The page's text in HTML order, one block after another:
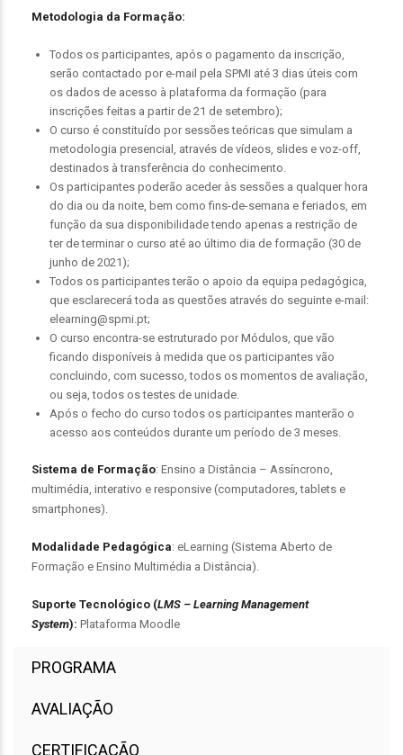
Metodologia da Formação:
Todos os participantes, após o pagamento da inscrição,
serão contactado por e-mail pela SPMI até 3 dias úteis com
os dados de acesso à plataforma da formação (para
inscrições feitas a partir de 21 de setembro);
O curso é constituído por sessões teóricas que simulam a
metodologia presencial, através de vídeos, slides e voz-off,
destinados à transferência do conhecimento.
Os participantes poderão aceder às sessões a qualquer hora
do dia ou da noite, bem como fins-de-semana e feriados, em
função da sua disponibilidade tendo apenas a restrição de
ter de terminar o curso até ao último dia de formação (30 de
junho de 2021);
Todos os participantes terão o apoio da equipa pedagógica,
que esclarecerá toda as questões através do seguinte e-mail:
elearning@spmi.pt;
O curso encontra-se estruturado por Módulos, que vão
ficando disponíveis à medida que os participantes vão
concluindo, com sucesso, todos os momentos de avaliação,
ou seja, todos os testes de unidade.
Após o fecho do curso todos os participantes manterão o
acesso aos conteúdos durante um período de 3 meses.
Sistema de Formação: Ensino a Distância – Assíncrono,
multimédia, interativo e responsive (computadores, tablets e
smartphones).
Modalidade Pedagógica: eLearning (Sistema Aberto de
Formação e Ensino Multimédia a Distância).
Suporte Tecnológico (LMS – Learning Management
System): Plataforma Moodle
PROGRAMA
AVALIAÇÃO
CERTIFICAÇÃO